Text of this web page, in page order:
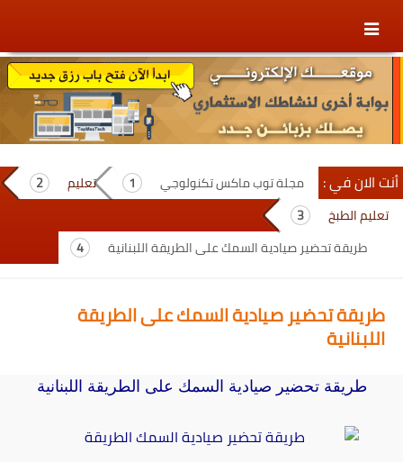
content
secondary
content
أنت الان في : مجلة توب ماكس تكنولوجي
تعليم
تعليم الطبخ
طريقة تحضير صيادية السمك على الطريقة اللبنانية
طريقة تحضير صيادية السمك على الطريقة
اللبنانية
طريقة تحضير صيادية السمك على الطريقة اللبنانية